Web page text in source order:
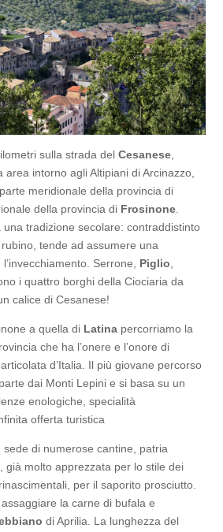
sulla strada delCesanese
intorno agli Altipiani di Arcinazzo,
meridionale della provincia di
della provincia di Frosinone
una tradizione secolare: contraddistinto
tende ad assumere una
Serrone, Piglio
i quattro borghi della Ciociaria da
calice di Cesanese!
a quella di Latina percorriamo la
che ha l’onere e l’onore di
d’Italia. Il più giovane percorso
dai Monti Lepini e si basa su un
enologiche, specialità
offerta turistica
, sede di numerose cantine, patria
già molto apprezzata per lo stile dei
per il saporito prosciutto.
la carne di bufala e
di Aprilia. La lunghezza del